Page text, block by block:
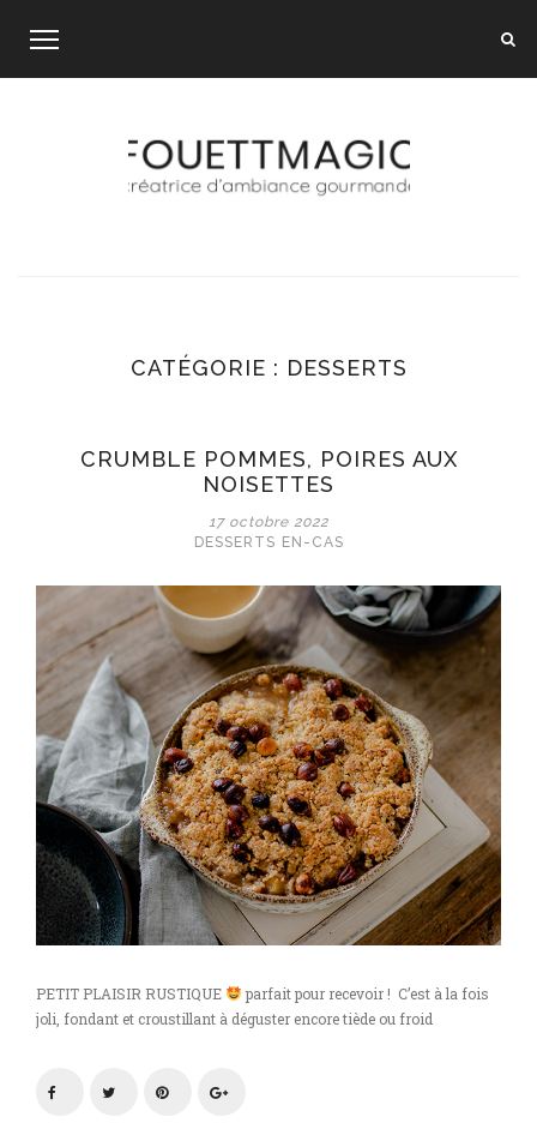
CATÉGORIE : DESSERTS
CRUMBLE POMMES, POIRES AUX
NOISETTES
17 octobre 2022
DESSERTS EN-CAS
PETIT PLAISIR RUSTIQUE
parfait pour recevoir ! C’est à la fois
joli, fondant et croustillant à déguster encore tiède ou froid